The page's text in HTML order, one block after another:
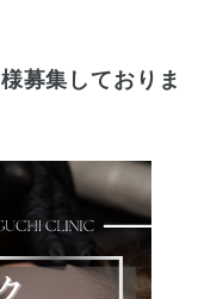
募集しておりま